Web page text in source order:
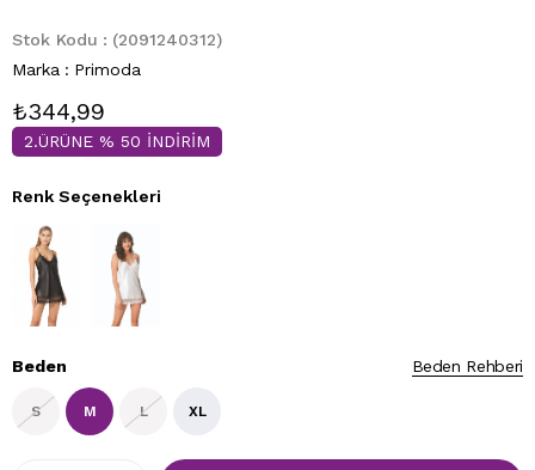
Stok Kodu
(2091240312)
Marka : Primoda
₺344,99
2.ÜRÜNE % 50 İNDİRİM
Renk Seçenekleri
Beden Rehberi
Beden
S M L XL